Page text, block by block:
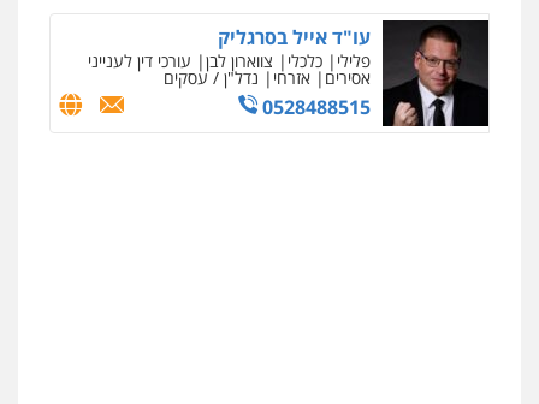
עו"ד אייל בסרגליק
פלילי כלכלי צווארון לבן עורכי דין לענייני
אסירים אזרחי נדל"ן / עסקים
0528488515